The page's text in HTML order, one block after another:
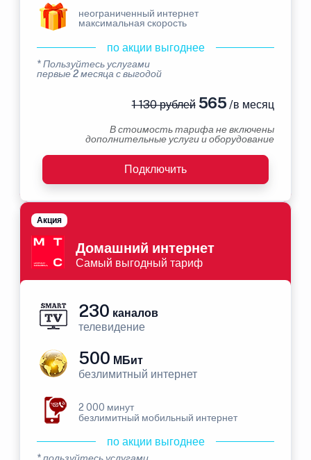
неограниченный интернет
максимальная скорость
по акции выгоднее
* Пользуйтесь услугами
первые 2 месяца с выгодой
1 130 рублей565 /в месяц
В стоимость тарифа не включены
дополнительные услуги и оборудование
Подключить
Домашний интернет
Самый выгодный тариф
Акция
230 каналов
телевидение
500 МБит
безлимитный интернет
2 000 минут
безлимитный мобильный интернет
по акции выгоднее
* пользуйтесь услугами